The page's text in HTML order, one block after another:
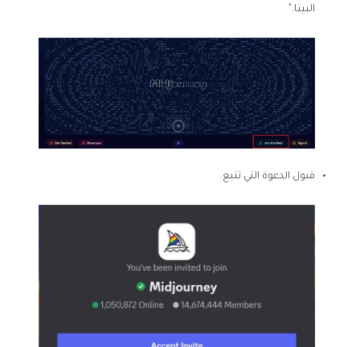
البيتا."
قبول الدعوة التي تتبع.